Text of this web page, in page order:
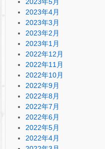
2023年4月
2023年3月
2023年2月
2023年1月
2022年12月
2022年11月
2022年10月
2022年9月
2022年8月
2022年7月
2022年6月
2022年5月
2022年4月